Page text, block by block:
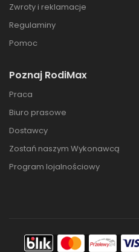
Zwroty i reklamacje
Regulaminy
Pomoc
Poznaj RodiMax
Praca
Biuro prasowe
Dostawcy
Zostań naszym Wykonawcą
Program lojalnościowy